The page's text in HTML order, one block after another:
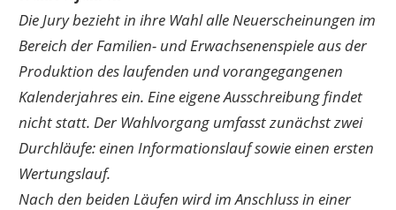
Die Jury bezieht in ihre Wahl alle Neuerscheinungen im
Bereich der Familien- und Erwachsenenspiele aus der
Produktion des laufenden und vorangegangenen
Kalenderjahres ein. Eine eigene Ausschreibung findet
nicht statt. Der Wahlvorgang umfasst zunächst zwei
Durchläufe: einen Informationslauf sowie einen ersten
Wertungslauf.
Nach den beiden Läufen wird im Anschluss in einer